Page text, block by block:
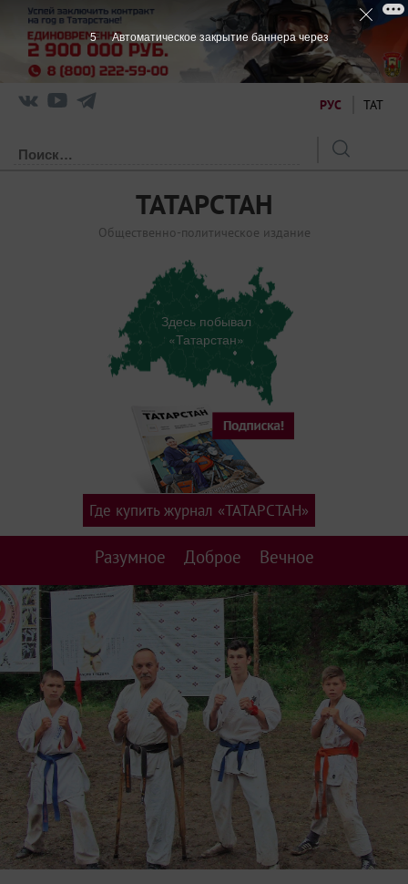
РУС ТАТ
ТАТАРСТАН
Общественно-политическое издание
Здесь побывал
«Татарстан»
Разумное Доброе Вечное
Где купить журнал «ТАТАРСТАН»
5 Автоматическое закрытие баннера через